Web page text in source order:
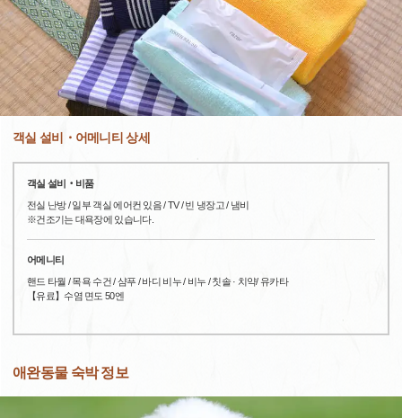
객실 설비・어메니티 상세
객실 설비‧비품
전실 난방 / 일부 객실 에어컨 있음 / TV / 빈 냉장고 / 냄비
※건조기는 대욕장에 있습니다.
어메니티
핸드 타월 / 목욕 수건 / 샴푸 / 바디 비누 / 비누 / 칫솔 · 치약/ 유카타
【유료】수염 면도 50엔
애완동물 숙박 정보